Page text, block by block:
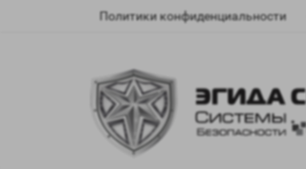
Политики конфиденциальности